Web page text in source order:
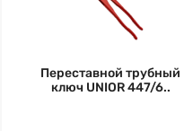
Переставной трубный
ключ UNIOR 447/6..